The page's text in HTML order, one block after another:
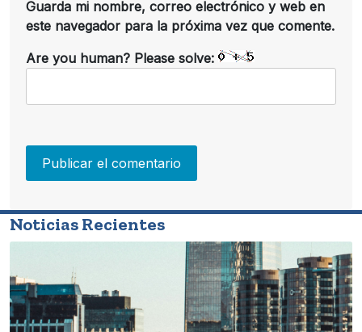
Guarda mi nombre, correo electrónico y web en
este navegador para la próxima vez que comente.
Are you human? Please solve:
Noticias Recientes